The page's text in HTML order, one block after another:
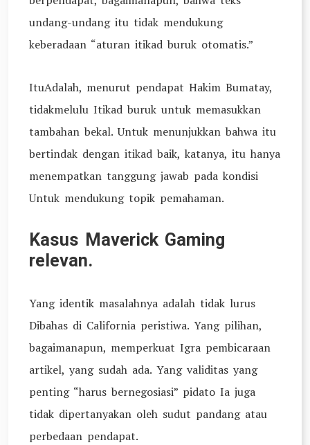
undang-undang itu tidak mendukung
keberadaan “aturan itikad buruk otomatis.”
ItuAdalah, menurut pendapat Hakim Bumatay,
tidakmelulu Itikad buruk untuk memasukkan
tambahan bekal. Untuk menunjukkan bahwa itu
bertindak dengan itikad baik, katanya, itu hanya
menempatkan tanggung jawab pada kondisi
Untuk mendukung topik pemahaman.
Kasus Maverick Gaming
relevan.
Yang identik masalahnya adalah tidak lurus
Dibahas di California peristiwa. Yang pilihan,
bagaimanapun, memperkuat Igra pembicaraan
artikel, yang sudah ada. Yang validitas yang
penting “harus bernegosiasi” pidato Ia juga
tidak dipertanyakan oleh sudut pandang atau
perbedaan pendapat.